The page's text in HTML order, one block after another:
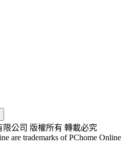
公司 版權所有 轉載必究
are trademarks of PChome Online